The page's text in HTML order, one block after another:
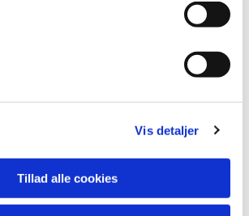
Vis detaljer
Tillad alle cookies